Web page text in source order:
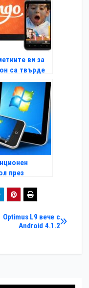
ви за
са твърде
през
Optimus L9 вече с
Android 4.1.2